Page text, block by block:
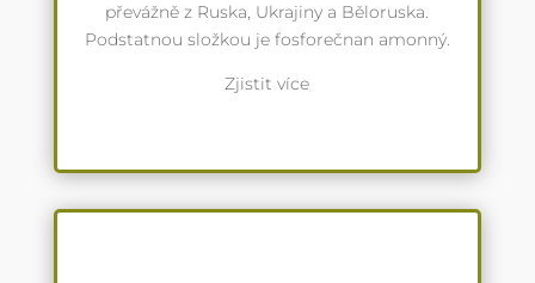
převážně z Ruska, Ukrajiny a Běloruska.
Podstatnou složkou je fosforečnan amonný.
Zjistit více